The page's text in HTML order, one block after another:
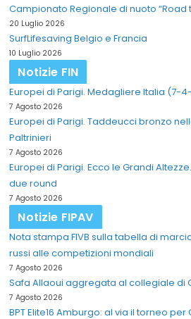
Campionato Regionale di nuoto “Road
20 Luglio 2026
SurfLifesaving Belgio e Francia
10 Luglio 2026
Notizie FIN
Europei di Parigi. Medagliere Italia (7-
7 Agosto 2026
Europei di Parigi. Taddeucci bronzo
Paltrinieri
7 Agosto 2026
Europei di Parigi. Ecco le Grandi
due round
7 Agosto 2026
Notizie FIPAV
Nota stampa FIVB sulla tabella di
russi alle competizioni mondiali
7 Agosto 2026
Safa Allaoui aggregata al collegiale di
7 Agosto 2026
BPT Elite16 Amburgo: al via il torneo